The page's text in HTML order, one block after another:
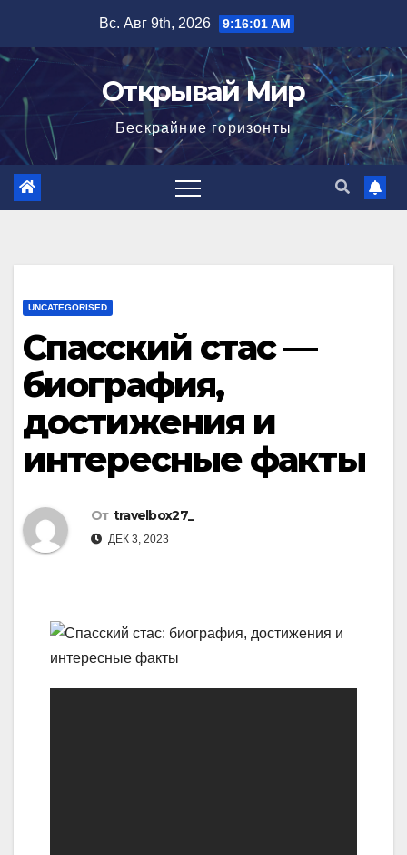
содержимому
Вс. Авг 9th, 2026 9:16:02 AM
Открывай Мир
Бескрайние горизонты
UNCATEGORISED
Спасский стас —
биография,
достижения и
интересные факты
От travelbox27_
ДЕК 3, 2023